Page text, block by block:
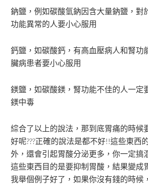
鈉鹽，例如碳酸氫鈉因含大量鈉鹽，對
功能異常的人要小心服用
鈣鹽，如碳酸鈣，有高血壓病人和腎功
臟病患者要小心服用
鎂鹽，如碳酸鎂，腎功能不佳的人一定
鎂中毒
綜合了以上的說法，那到底胃痛的時候
好呢???正確的說法是都不好!!這些東西
外，還會引起胃酸分泌更多，你一定搞
這些東西目的是要抑制胃酸，結果變成
我舉個例子好了，如果你沒有錢的時候